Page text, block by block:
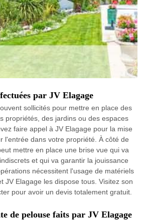
par JV Elagage
sollicités pour mettre en place des
propriétés, des jardins ou des espaces
faire appel à JV Elagage pour la mise
l'entrée dans votre propriété. À côté de
mettre en place une brise vue qui va
et qui va garantir la jouissance
nécessitent l'usage de matériels
JV Elagage les dispose tous. Visitez son
pour avoir un devis totalement gratuit.
de pelouse faits par JV Elagage